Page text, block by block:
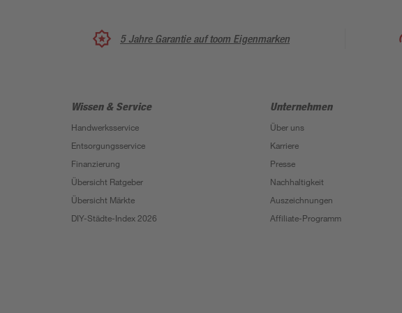
5 Jahre Garantie auf toom Eigenmarken
Wissen & Service
Handwerksservice
Entsorgungsservice
Finanzierung
Übersicht Ratgeber
Übersicht Märkte
DIY-Städte-Index 2026
Unternehmen
Über uns
Karriere
Presse
Nachhaltigkeit
Auszeichnungen
Affiliate-Programm